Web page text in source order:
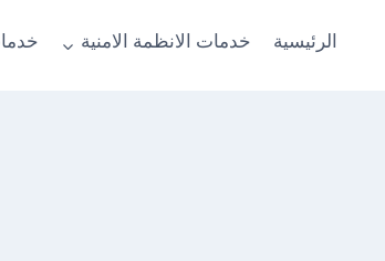
الرئيسية خدمات الانظمة الامنية